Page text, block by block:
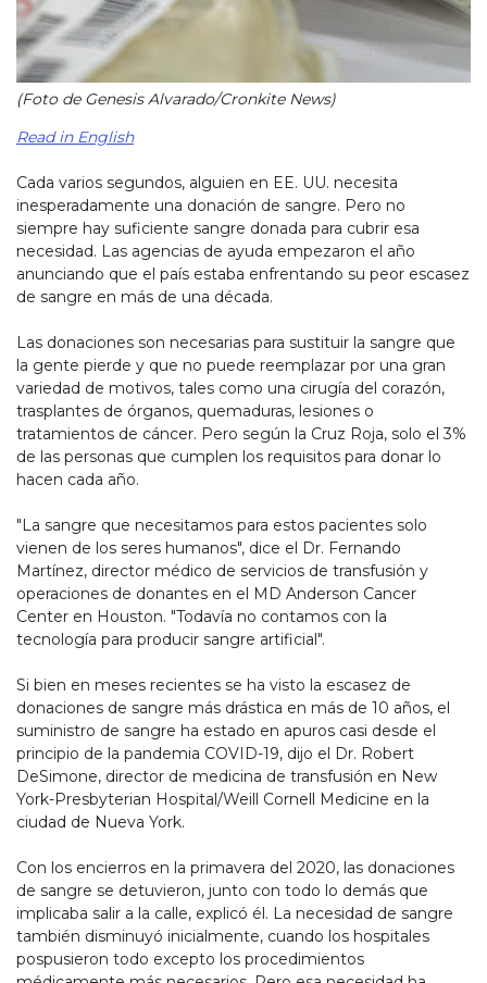
(Foto de Genesis Alvarado/Cronkite News)
Read in English
Cada varios segundos, alguien en EE. UU. necesita
inesperadamente una donación de sangre. Pero no
siempre hay suficiente sangre donada para cubrir esa
necesidad. Las agencias de ayuda empezaron el año
anunciando que el país estaba enfrentando su peor escasez
de sangre en más de una década.
Las donaciones son necesarias para sustituir la sangre que
la gente pierde y que no puede reemplazar por una gran
variedad de motivos, tales como una cirugía del corazón,
trasplantes de órganos, quemaduras, lesiones o
tratamientos de cáncer. Pero según la Cruz Roja, solo el 3%
de las personas que cumplen los requisitos para donar lo
hacen cada año.
"La sangre que necesitamos para estos pacientes solo
vienen de los seres humanos", dice el Dr. Fernando
Martínez, director médico de servicios de transfusión y
operaciones de donantes en el MD Anderson Cancer
Center en Houston. "Todavía no contamos con la
tecnología para producir sangre artificial".
Si bien en meses recientes se ha visto la escasez de
donaciones de sangre más drástica en más de 10 años, el
suministro de sangre ha estado en apuros casi desde el
principio de la pandemia COVID-19, dijo el Dr. Robert
DeSimone, director de medicina de transfusión en New
York-Presbyterian Hospital/Weill Cornell Medicine en la
ciudad de Nueva York.
Con los encierros en la primavera del 2020, las donaciones
de sangre se detuvieron, junto con todo lo demás que
implicaba salir a la calle, explicó él. La necesidad de sangre
también disminuyó inicialmente, cuando los hospitales
pospusieron todo excepto los procedimientos